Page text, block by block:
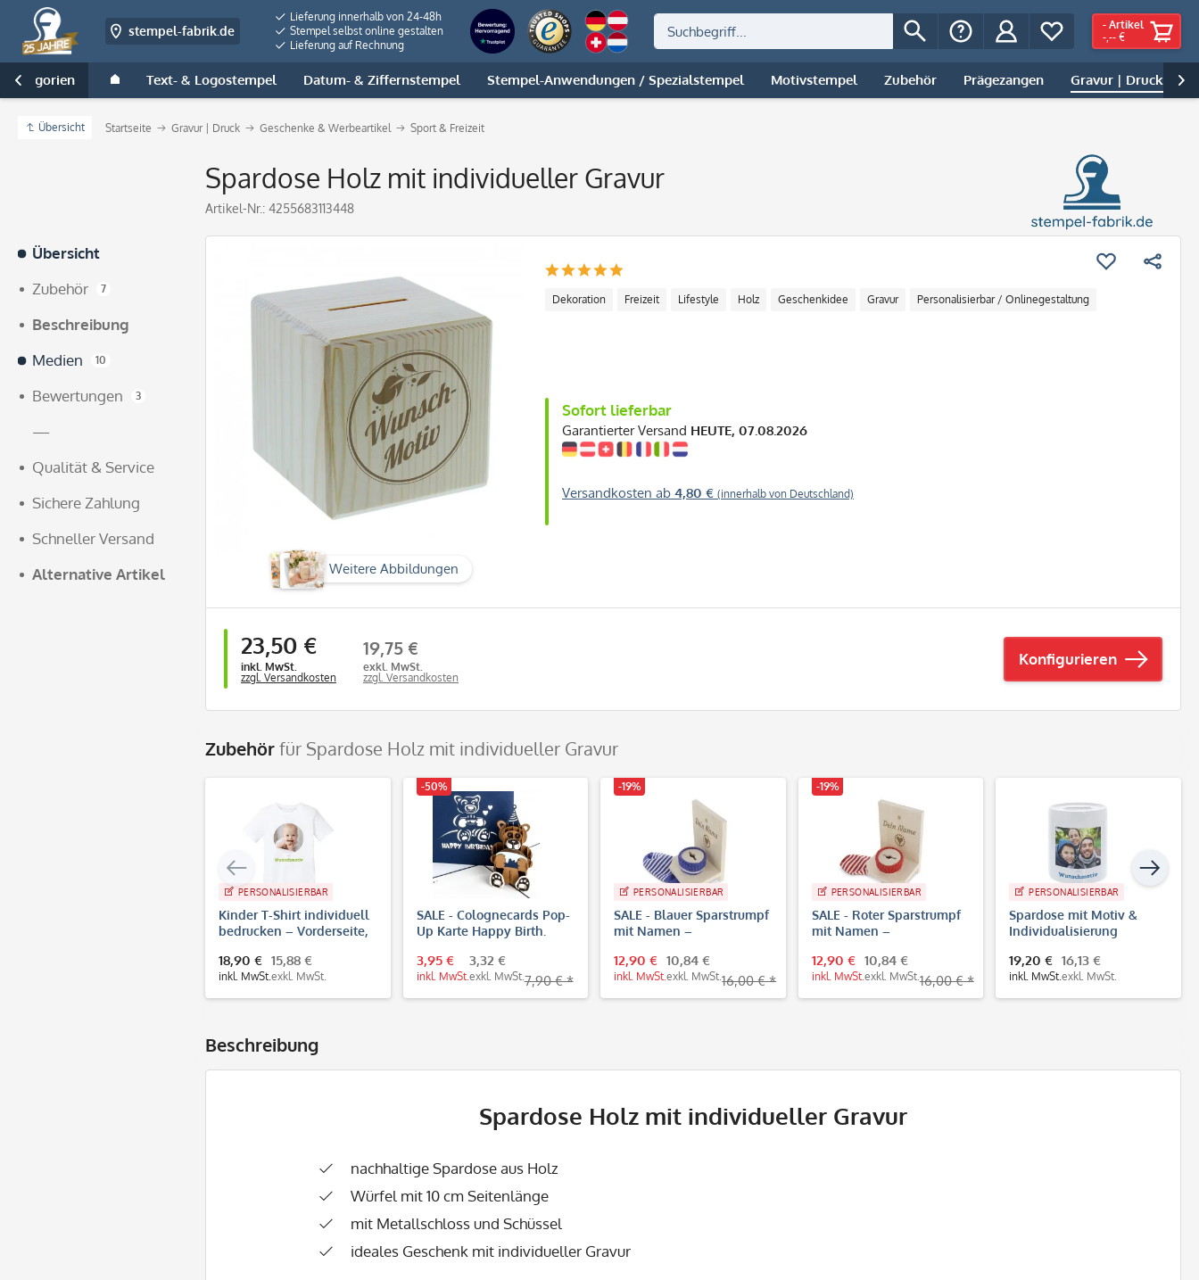
stempel-fabrik.de
Lieferung innerhalb von 24-48h
Stempel selbst online gestalten
Lieferung auf Rechnung
- Artikel
-,-- €
Kategorien Text- & Logostempel Datum- & Ziffernstempel Stempel-Anwendungen / Spezialstempel Motivstempel Zubehör Prägezangen Gravur | Druck
 
Übersicht Startseite Gravur | Druck Geschenke & Werbeartikel Sport & Freizeit
Spardose Holz mit individueller Gravur
Artikel-Nr.: 4255683113448
Übersicht
Zubehör
7
Beschreibung
Medien
10
Bewertungen 3
—
Qualität & Service
Sichere Zahlung
Schneller Versand
Alternative Artikel
Weitere Abbildungen
Dekoration Freizeit Lifestyle Holz Geschenkidee Gravur Personalisierbar / Onlinegestaltung
Sofort lieferbar
Garantierter Versand HEUTE, 07.08.2026
Versandkosten ab 4,80 € (innerhalb von Deutschland)
23,50 €
inkl. MwSt.
zzgl. Versandkosten
19,75 €
exkl. MwSt.
zzgl. Versandkosten
Konfigurieren
Zubehörfür Spardose Holz mit individueller Gravur
PERSONALISIERBAR
Kinder T-Shirt individuell
bedrucken – Vorderseite,
18,90 €
inkl. MwSt.
15,88 €
exkl. MwSt.
-50%
SALE - Colognecards Pop-
Up Karte Happy Birth.
3,95 €
inkl. MwSt.
3,32 €
exkl. MwSt.7,90 € *
-19%
PERSONALISIERBAR
SALE - Blauer Sparstrumpf
mit Namen –
Geldgeschenk aus Holz
12,90 €
inkl. MwSt.
10,84 €
exkl. MwSt.16,00 € *
-19%
PERSONALISIERBAR
SALE - Roter Sparstrumpf
mit Namen –
Geldgeschenk aus Holz
12,90 €
inkl. MwSt.
10,84 €
exkl. MwSt.16,00 € *
PERSONALISIERBAR
Spardose mit Motiv &
Individualisierung
19,20 €
inkl. MwSt.
16,13 €
exkl. MwSt.
Beschreibung
Spardose Holz mit individueller Gravur
nachhaltige Spardose aus Holz
Würfel mit 10 cm Seitenlänge
mit Metallschloss und Schüssel
ideales Geschenk mit individueller Gravur